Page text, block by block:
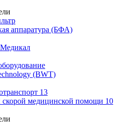
аппаратура (БФА)
(BWT)
13
медицинской помощи 10